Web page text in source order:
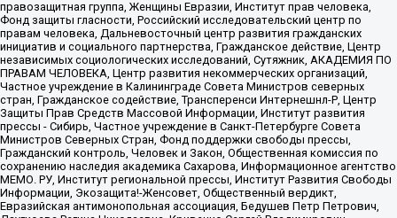
правозащитная группа, Женщины Евразии, Институт прав человека,
Фонд защиты гласности, Российский исследовательский центр по
правам человека, Дальневосточный центр развития гражданских
инициатив и социального партнерства, Гражданское действие, Центр
независимых социологических исследований, Сутяжник, АКАДЕМИЯ ПО
ПРАВАМ ЧЕЛОВЕКА, Центр развития некоммерческих организаций,
Частное учреждение в Калининграде Совета Министров северных
стран, Гражданское содействие, Трансперенси Интернешнл-Р, Центр
Защиты Прав Средств Массовой Информации, Институт развития
прессы - Сибирь, Частное учреждение в Санкт-Петербурге Совета
Министров Северных Стран, Фонд поддержки свободы прессы,
Гражданский контроль, Человек и Закон, Общественная комиссия по
сохранению наследия академика Сахарова, Информационное агентство
МЕМО. РУ, Институт региональной прессы, Институт Развития Свободы
Информации, Экозащита!-Женсовет, Общественный вердикт,
Евразийская антимонопольная ассоциация, Бедушев Петр Петрович,